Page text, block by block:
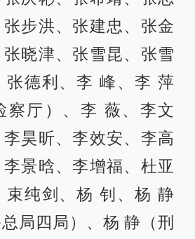
步洪、张建忠、张金
晓津、张雪昆、张雪
张德利、李 峰、李 萍
察厅）、李 薇、李文
昊昕、李效安、李高
景晗、李增福、杜亚
束纯剑、杨 钊、杨 静
总局四局）、杨 静（刑